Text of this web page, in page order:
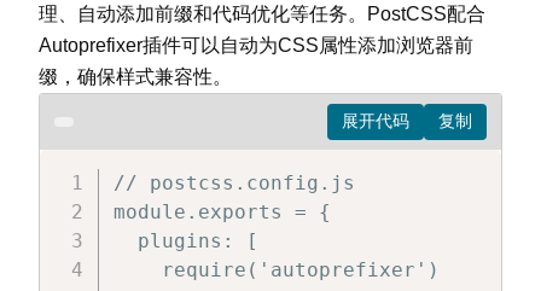
理、自动添加前缀和代码优化等任务。PostCSS配合
Autoprefixer插件可以自动为CSS属性添加浏览器前
缀，确保样式兼容性。
// postcss.config.js
module.exports = {
  plugins: [
    require('autoprefixer')